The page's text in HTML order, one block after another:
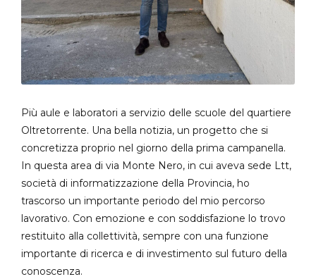
Più aule e laboratori a servizio delle scuole del quartiere
Oltretorrente. Una bella notizia, un progetto che si
concretizza proprio nel giorno della prima campanella.
In questa area di via Monte Nero, in cui aveva sede Ltt,
società di informatizzazione della Provincia, ho
trascorso un importante periodo del mio percorso
lavorativo. Con emozione e con soddisfazione lo trovo
restituito alla collettività, sempre con una funzione
importante di ricerca e di investimento sul futuro della
conoscenza.